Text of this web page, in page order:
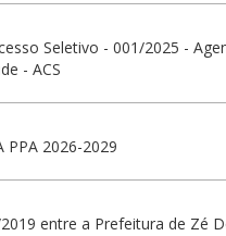
Seletivo - 001/2025 -
- ACS
PPA 2026-2029
entre a Prefeitura de Zé